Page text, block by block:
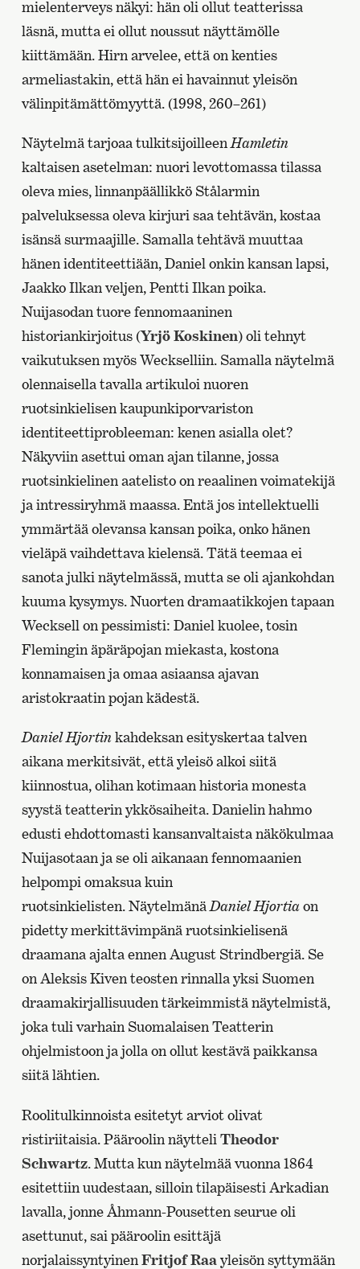
mielenterveys näkyi: hän oli ollut teatterissa
läsnä, mutta ei ollut noussut näyttämölle
kiittämään. Hirn arvelee, että on kenties
armeliastakin, että hän ei havainnut yleisön
välinpitämättömyyttä. (1998, 260–261)
Näytelmä tarjoaa tulkitsijoilleenHamletin
kaltaisen asetelman: nuori levottomassa tilassa
oleva mies, linnanpäällikkö Stålarmin
palveluksessa oleva kirjuri saa tehtävän, kostaa
isänsä surmaajille. Samalla tehtävä muuttaa
hänen identiteettiään, Daniel onkin kansan lapsi,
Jaakko Ilkan veljen, Pentti Ilkan poika.
Nuijasodan tuore fennomaaninen
historiankirjoitus (Yrjö Koskinen) oli tehnyt
vaikutuksen myös Weckselliin. Samalla näytelmä
olennaisella tavalla artikuloi nuoren
ruotsinkielisen kaupunkiporvariston
identiteettiprobleeman: kenen asialla olet?
Näkyviin asettui oman ajan tilanne, jossa
ruotsinkielinen aatelisto on reaalinen voimatekijä
ja intressiryhmä maassa. Entä jos intellektuelli
ymmärtää olevansa kansan poika, onko hänen
vieläpä vaihdettava kielensä. Tätä teemaa ei
sanota julki näytelmässä, mutta se oli ajankohdan
kuuma kysymys. Nuorten dramaatikkojen tapaan
Wecksell on pessimisti: Daniel kuolee, tosin
Flemingin äpäräpojan miekasta, kostona
konnamaisen ja omaa asiaansa ajavan
aristokraatin pojan kädestä.
Daniel Hjortinkahdeksan esityskertaa talven
aikana merkitsivät, että yleisö alkoi siitä
kiinnostua, olihan kotimaan historia monesta
syystä teatterin ykkösaiheita. Danielin hahmo
edusti ehdottomasti kansanvaltaista näkökulmaa
Nuijasotaan ja se oli aikanaan fennomaanien
helpompi omaksua kuin
ruotsinkielisten. NäytelmänäDaniel Hjortiaon
pidetty merkittävimpänä ruotsinkielisenä
draamana ajalta ennen August Strindbergiä. Se
on Aleksis Kiven teosten rinnalla yksi Suomen
draamakirjallisuuden tärkeimmistä näytelmistä,
joka tuli varhain Suomalaisen Teatterin
ohjelmistoon ja jolla on ollut kestävä paikkansa
siitä lähtien.
Roolitulkinnoista esitetyt arviot olivat
ristiriitaisia. Pääroolin näytteli Theodor
Schwartz. Mutta kun näytelmää vuonna 1864
esitettiin uudestaan, silloin tilapäisesti Arkadian
lavalla, jonne Åhmann-Pousetten seurue oli
asettunut, sai pääroolin esittäjä
norjalaissyntyinen Fritjof Raayleisön syttymään